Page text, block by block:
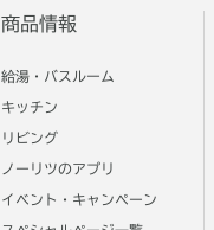
商品情報
給湯・バスルーム
キッチン
リビング
ノーリツのアプリ
イベント・キャンペーン